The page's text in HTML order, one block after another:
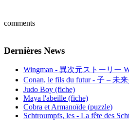
comments
Dernières News
Wingman - 異次元ストーリー
Conan, le fils du futur - 子 – 未
Judo Boy (fiche)
Maya l'abeille (fiche)
Cobra et Armanoïde (puzzle)
Schtroumpfs, les - La fête des